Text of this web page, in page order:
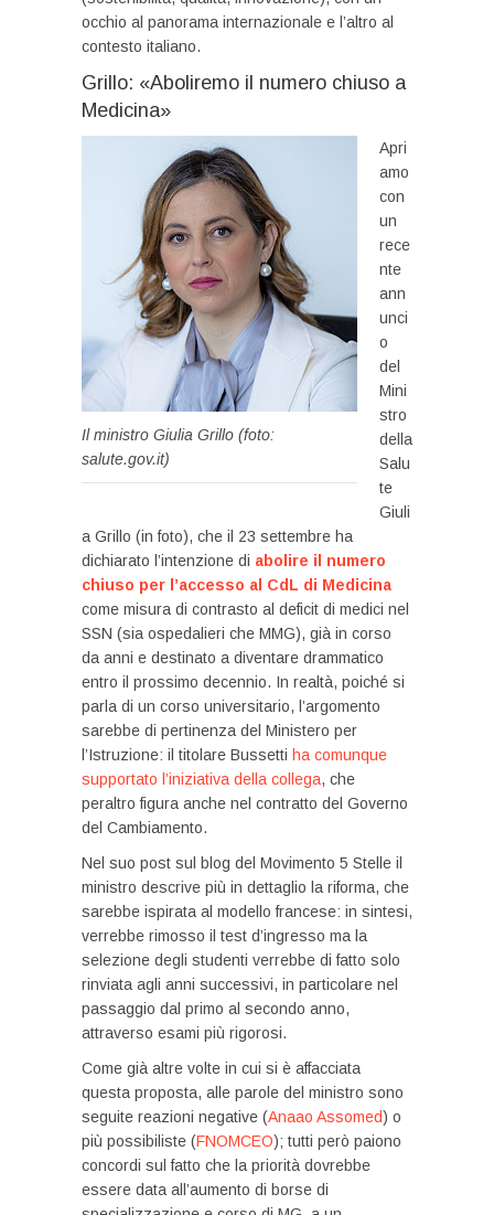
occhio al panorama internazionale e l’altro al
contesto italiano.
Grillo: «Aboliremo il numero chiuso a
Medicina»
Il ministro Giulia Grillo (foto:
salute.gov.it)
Apri
amo
con
un
rece
nte
ann
unci
o
del
Mini
stro
della
Salu
te
Giuli
a Grillo (in foto), che il 23 settembre ha
dichiarato l’intenzione di abolire il numero
chiuso per l’accesso al CdL di Medicina
come misura di contrasto al deficit di medici nel
SSN (sia ospedalieri che MMG), già in corso
da anni e destinato a diventare drammatico
entro il prossimo decennio. In realtà, poiché si
parla di un corso universitario, l’argomento
sarebbe di pertinenza del Ministero per
l’Istruzione: il titolare Bussetti ha comunque
supportato l’iniziativa della collega, che
peraltro figura anche nel contratto del Governo
del Cambiamento.
Nel suo post sul blog del Movimento 5 Stelle il
ministro descrive più in dettaglio la riforma, che
sarebbe ispirata al modello francese: in sintesi,
verrebbe rimosso il test d’ingresso ma la
selezione degli studenti verrebbe di fatto solo
rinviata agli anni successivi, in particolare nel
passaggio dal primo al secondo anno,
attraverso esami più rigorosi.
Come già altre volte in cui si è affacciata
questa proposta, alle parole del ministro sono
seguite reazioni negative (Anaao Assomed) o
più possibiliste (FNOMCEO); tutti però paiono
concordi sul fatto che la priorità dovrebbe
essere data all’aumento di borse di